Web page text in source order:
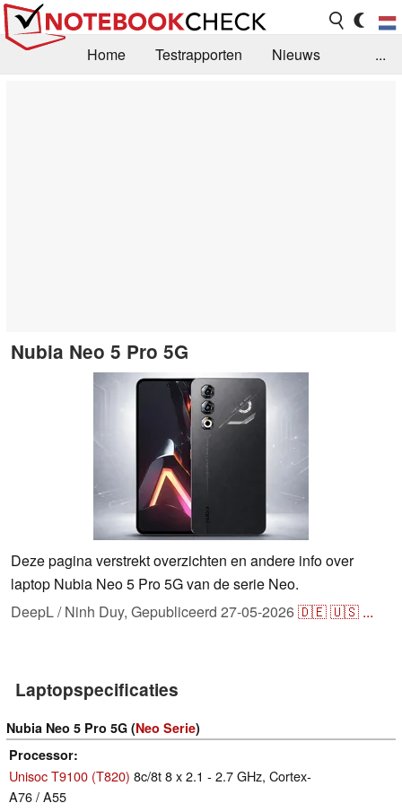
Home Testrapporten
Nieuws
...
Nubia Neo 5 Pro 5G
Deze pagina verstrekt overzichten en andere info over
laptop Nubia Neo 5 Pro 5G van de serie Neo.
DeepL / Ninh Duy, Gepubliceerd 27-05-2026🇩🇪🇺🇸 ...
Laptopspecificaties
Nubia Neo 5 Pro 5G (Neo Serie)
Processor
Unisoc T9100 (T820) 8c/8t 8 x 2.1 - 2.7 GHz, Cortex-
A76 / A55